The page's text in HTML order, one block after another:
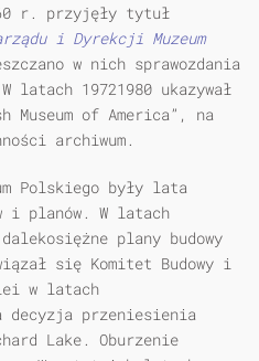
r. przyjęły tytuł
i Dyrekcji Muzeum
w nich sprawozdania
latach 19721980 ukazywał
of America”, na
archiwum.
Polskiego były lata
i planów. W latach
plany budowy
się Komitet Budowy i
w latach
decyzja przeniesienia
Lake. Oburzenie